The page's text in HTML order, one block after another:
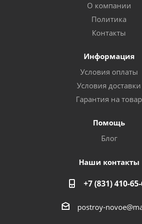
О компании
Политика
Контакты
Информация
Условия оплаты
Условия доставки
Гарантия на товар
Помощь
Блог
Наши контакты
+7 (831) 410-
postroy-